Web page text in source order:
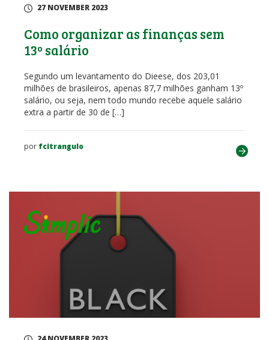
27 NOVEMBER 2023
Como organizar as finanças sem
13º salário
Segundo um levantamento do Dieese, dos 203,01
milhões de brasileiros, apenas 87,7 milhões ganham 13º
salário, ou seja, nem todo mundo recebe aquele salário
extra a partir de 30 de […]
por fcitrangulo